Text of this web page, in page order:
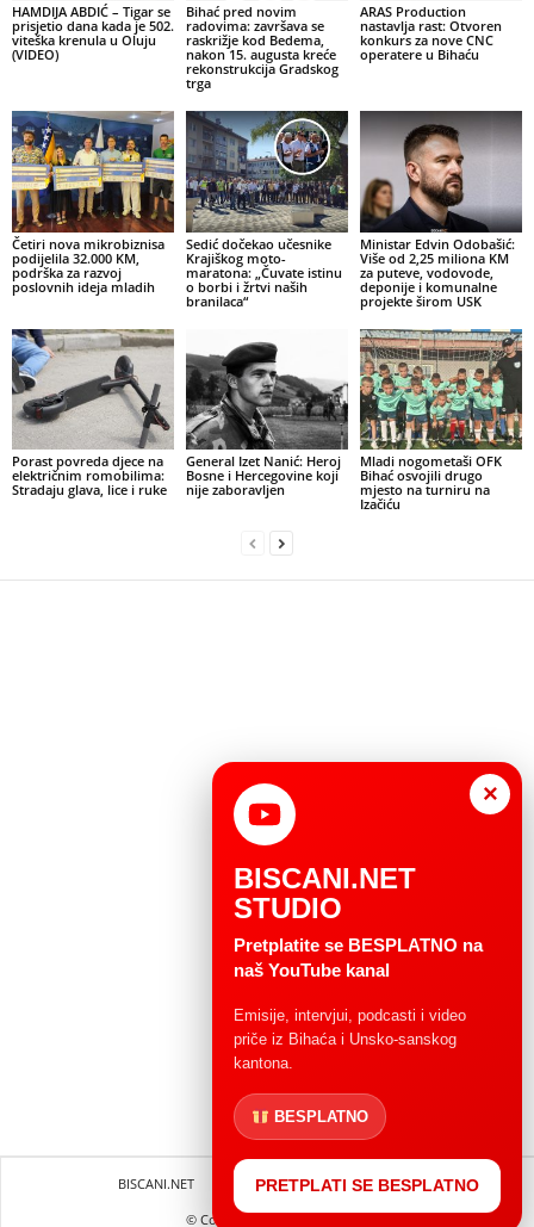
HAMDIJA ABDIĆ – Tigar se
prisjetio dana kada je 502.
viteška krenula u Oluju
(VIDEO)
Bihać pred novim
radovima: završava se
raskrižje kod Bedema,
nakon 15. augusta kreće
rekonstrukcija Gradskog
trga
ARAS Production
nastavlja rast: Otvoren
konkurs za nove CNC
operatere u Bihaću
Četiri nova mikrobiznisa
podijelila 32.000 KM,
podrška za razvoj
poslovnih ideja mladih
Sedić dočekao učesnike
Krajiškog moto-
maratona: „Čuvate istinu
o borbi i žrtvi naših
branilaca“
Ministar Edvin Odobašić:
Više od 2,25 miliona KM
za puteve, vodovode,
deponije i komunalne
projekte širom USK
Porast povreda djece na
električnim romobilima:
Stradaju glava, lice i ruke
General Izet Nanić: Heroj
Bosne i Hercegovine koji
nije zaboravljen
Mladi nogometaši OFK
Bihać osvojili drugo
mjesto na turniru na
Izačiću
BISCANI.NET Impressum
Uvjeti korištenja
© Copryright 2004 - 2025.
×
BISCANI.NET
STUDIO
Pretplatite se BESPLATNO na
naš YouTube kanal
Emisije, intervjui, podcasti i video
priče iz Bihaća i Unsko-sanskog
kantona.
BESPLATNO
PRETPLATI SE BESPLATNO